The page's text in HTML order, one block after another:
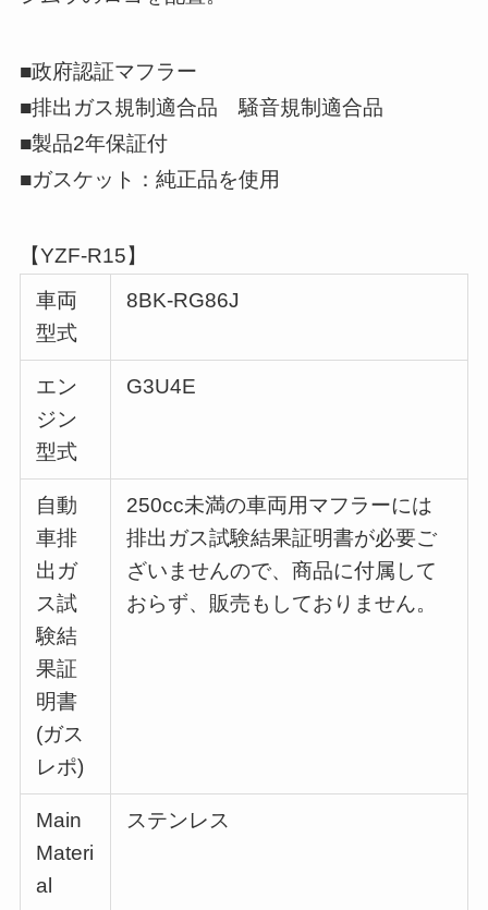
■政府認証マフラー
■排出ガス規制適合品 騒音規制適合品
■製品2年保証付
■ガスケット：純正品を使用
【YZF-R15】
車両
型式
8BK-RG86J
エン
ジン
型式
G3U4E
自動
車排
出ガ
ス試
験結
果証
明書
(ガス
レポ)
250cc未満の車両用マフラーには
排出ガス試験結果証明書が必要ご
ざいませんので、商品に付属して
おらず、販売もしておりません。
Main
Materi
al
ステンレス